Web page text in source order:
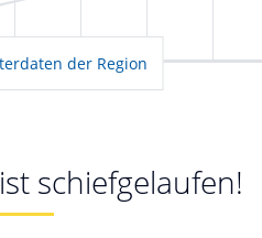
der Region
schiefgelaufen!